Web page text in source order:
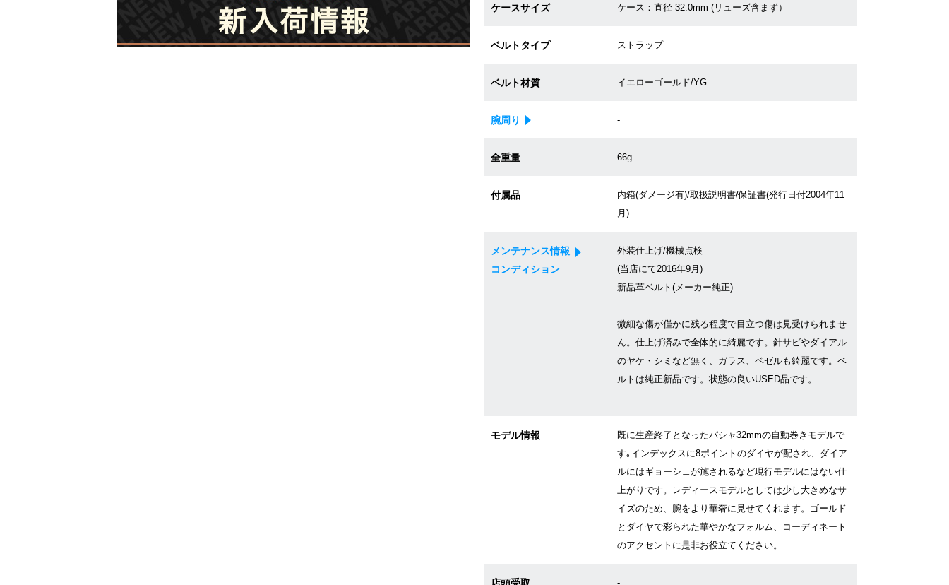
ケースサイズ ケース：直径 32.0mm (リューズ含まず）
ベルトタイプ ストラップ
ベルト材質 イエローゴールド/YG
腕周り -
全重量 66g
付属品
内箱(ダメージ有)/取扱説明書/保証書(発行日付2004年11
月)
メンテナンス情報
コンディション
外装仕上げ/機械点検
(当店にて2016年9月)
新品革ベルト(メーカー純正)
微細な傷が僅かに残る程度で目立つ傷は見受けられませ
ん。仕上げ済みで全体的に綺麗です。針サビやダイアル
のヤケ・シミなど無く、ガラス、ベゼルも綺麗です。ベ
ルトは純正新品です。状態の良いUSED品です。
モデル情報
既に生産終了となったパシャ32mmの自動巻きモデルで
す｡インデックスに8ポイントのダイヤが配され、ダイア
ルにはギョーシェが施されるなど現行モデルにはない仕
上がりです。レディースモデルとしては少し大きめなサ
イズのため、腕をより華奢に見せてくれます。ゴールド
とダイヤで彩られた華やかなフォルム、コーディネート
のアクセントに是非お役立てください。
店頭受取 -